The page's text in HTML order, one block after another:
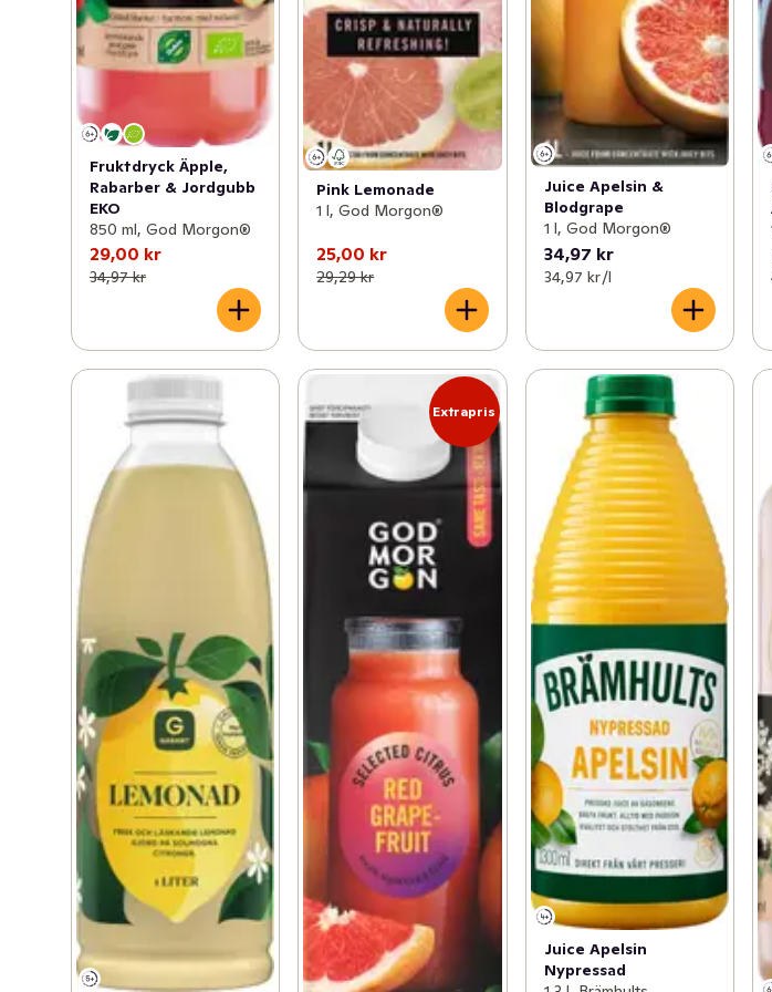
Fruktdryck Äpple,
Rabarber & Jordgubb
EKO
850 ml, God Morgon®
29,00 kr
34,97 kr
Pink Lemonade
1 l, God Morgon®
25,00 kr
29,29 kr
Juice Apelsin &
Blodgrape
1 l, God Morgon®
34,97 kr
34,97 kr /l
Extrapris
Juice Apelsin
Nypressad